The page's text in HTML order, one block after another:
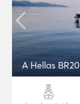
A Hellas BR20